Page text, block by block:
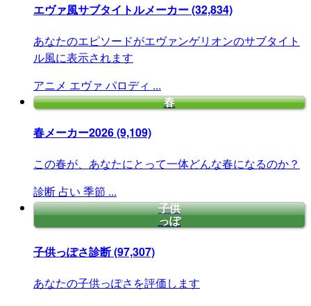
エヴァ風サブタイトルメーカー(32,834)
あなたのエピソードがエヴァンゲリオンのサブタイト
ル風に表示されます
アニメ エヴァ パロディ ...
春
春メーカー2026(9,109)
この春が、あなたにとって一体どんな春になるのか？
診断 占い 季節 ...
子供
っぽ
子供っぽさ診断(97,307)
あなたの子供っぽさを評価します